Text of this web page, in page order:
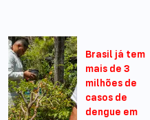
09:04
Brasil já tem
mais de 3
milhões de
casos de
dengue em